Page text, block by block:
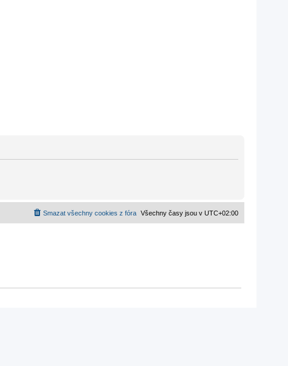
Všechny časy jsou v UTC+02:00
Smazat všechny cookies z fóra